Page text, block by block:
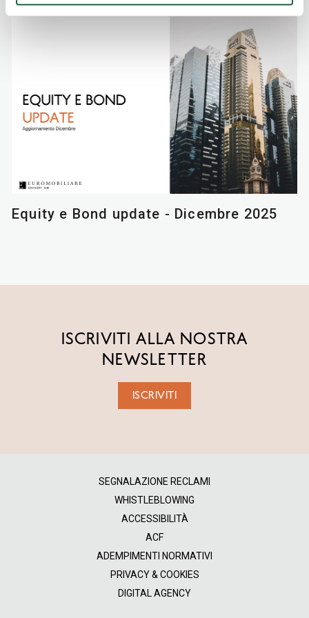
Equity e Bond update - Dicembre 2025
ISCRIVITI ALLA NOSTRA
NEWSLETTER
ISCRIVITI
SEGNALAZIONE RECLAMI
WHISTLEBLOWING
ACCESSIBILITÀ
ACF
ADEMPIMENTI NORMATIVI
PRIVACY & COOKIES
DIGITAL AGENCY